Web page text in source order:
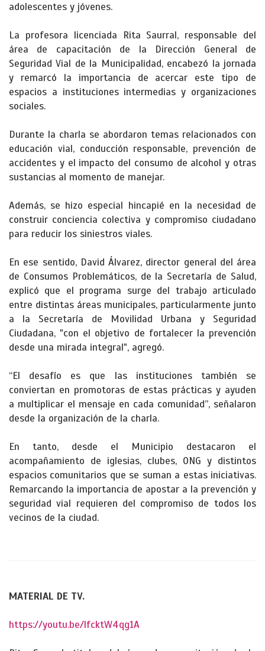
adolescentes y jóvenes.
La profesora licenciada Rita Saurral, responsable del
área de capacitación de la Dirección General de
Seguridad Vial de la Municipalidad, encabezó la jornada
y remarcó la importancia de acercar este tipo de
espacios a instituciones intermedias y organizaciones
sociales.
Durante la charla se abordaron temas relacionados con
educación vial, conducción responsable, prevención de
accidentes y el impacto del consumo de alcohol y otras
sustancias al momento de manejar.
Además, se hizo especial hincapié en la necesidad de
construir conciencia colectiva y compromiso ciudadano
para reducir los siniestros viales.
En ese sentido, David Álvarez, director general del área
de Consumos Problemáticos, de la Secretaría de Salud,
explicó que el programa surge del trabajo articulado
entre distintas áreas municipales, particularmente junto
a la Secretaría de Movilidad Urbana y Seguridad
Ciudadana, "con el objetivo de fortalecer la prevención
desde una mirada integral", agregó.
“El desafío es que las instituciones también se
conviertan en promotoras de estas prácticas y ayuden
a multiplicar el mensaje en cada comunidad”, señalaron
desde la organización de la charla.
En tanto, desde el Municipio destacaron el
acompañamiento de iglesias, clubes, ONG y distintos
espacios comunitarios que se suman a estas iniciativas.
Remarcando la importancia de apostar a la prevención y
seguridad vial requieren del compromiso de todos los
vecinos de la ciudad.
MATERIAL DE TV.
https://youtu.be/lfcktW4qg1A